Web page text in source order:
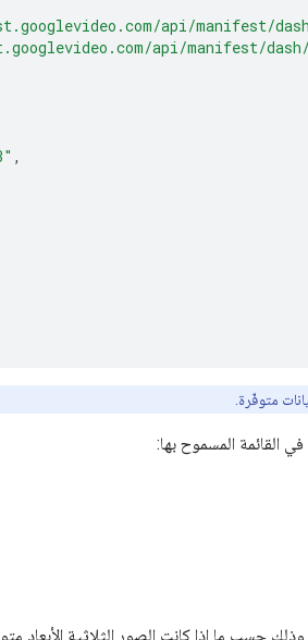
api/manifest/dash/
api/manifest/dash/
,
متوفّرة.
القائمة المسموح بها:
حسب ما إذا كانت الصور الثلاثية الأبعاد